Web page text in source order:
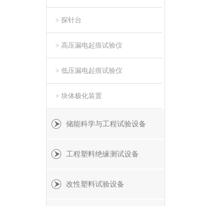
> 探针台
> 高压漏电起痕试验仪
> 低压漏电起痕试验仪
> 块体极化装置
储能科学与工程试验设备
工程塑料绝缘测试设备
改性塑料试验设备